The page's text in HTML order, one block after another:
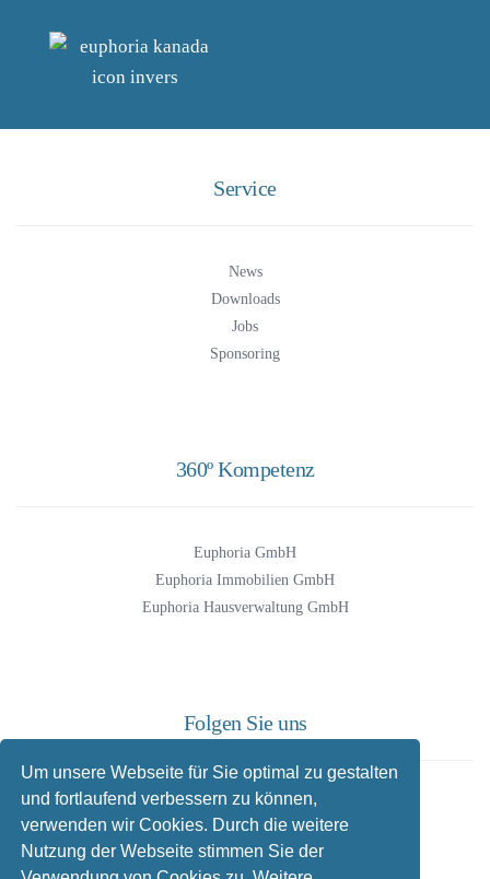
Um unsere Webseite für Sie optimal zu gestalten
und fortlaufend verbessern zu können,
verwenden wir Cookies. Durch die weitere
Nutzung der Webseite stimmen Sie der
Service
News
Downloads
Jobs
Sponsoring
360º Kompetenz
Euphoria GmbH
Euphoria Immobilien GmbH
Euphoria Hausverwaltung GmbH
Folgen Sie uns
Facebook
Instagram
Twitter